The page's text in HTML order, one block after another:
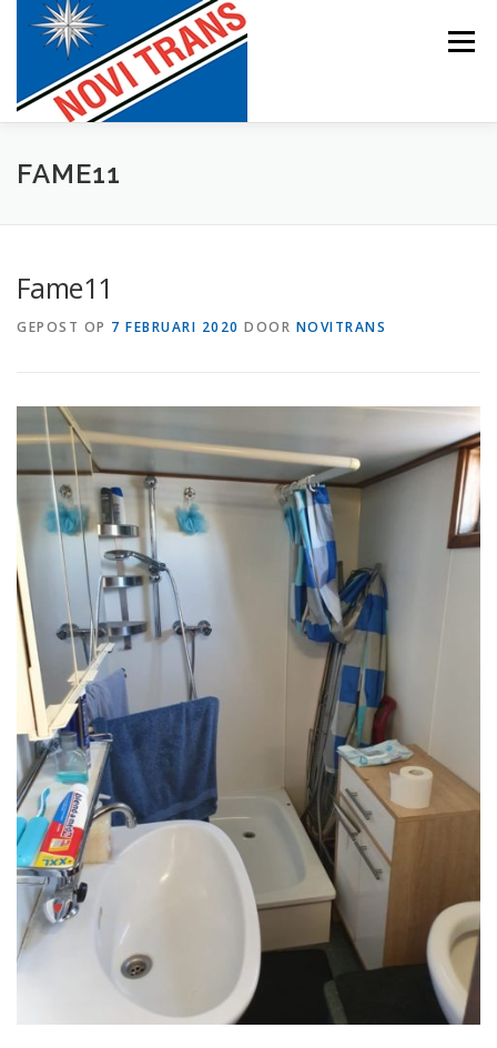
Menu
BEVRACHTING
FAME11
Fame11
GEPOST OP 7 FEBRUARI 2020 DOOR NOVITRANS